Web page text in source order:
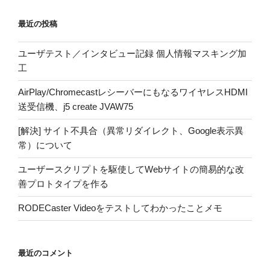
最近の投稿
ユーザテスト／インタビュー記録 個人情報マスキング加
工
AirPlay/ChromecastレシーバーにもなるワイヤレスHDMI
送受信機、j5 create JVAW75
[解決] サイト不具合（異常リダイレクト、Google表示異
常）について
ユーザースクリプトを駆使してWebサイトの簡易的な改
善プロトタイプを作る
RODECaster Videoをテストしてわかったことメモ
最近のコメント